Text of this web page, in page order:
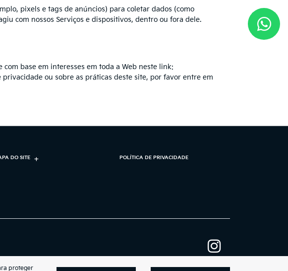
pixels e tags de anúncios) para coletar dados (como
com nossos Serviços e dispositivos, dentro ou fora dele.
base em interesses em toda a Web neste link:
ou sobre as práticas deste site, por favor entre em
DO SITE POLÍTICA DE PRIVACIDADE
proteger